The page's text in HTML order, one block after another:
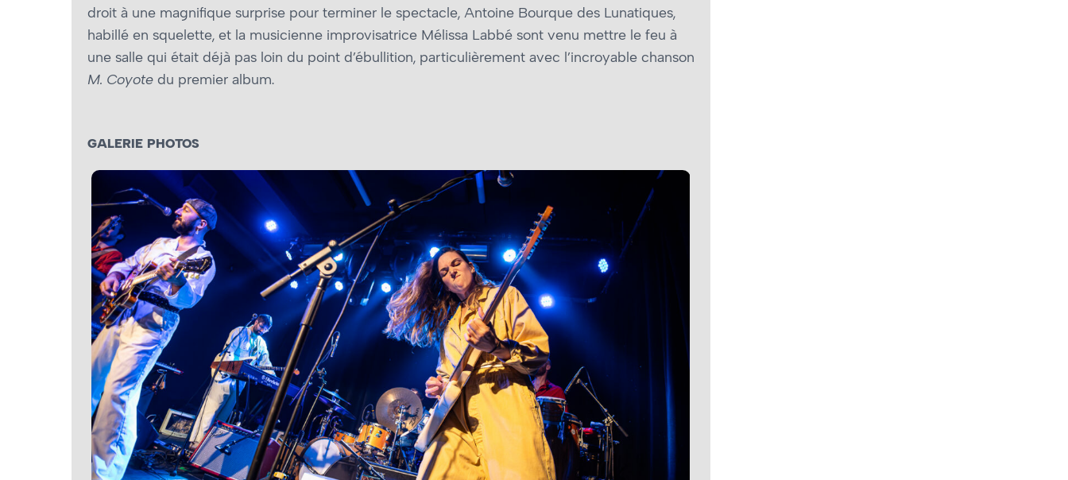
droit à une magnifique surprise pour terminer le spectacle, Antoine Bourque des Lunatiques,
habillé en squelette, et la musicienne improvisatrice Mélissa Labbé sont venu mettre le feu à
une salle qui était déjà pas loin du point d’ébullition, particulièrement avec l’incroyable chanson
M. Coyote du premier album.
GALERIE PHOTOS